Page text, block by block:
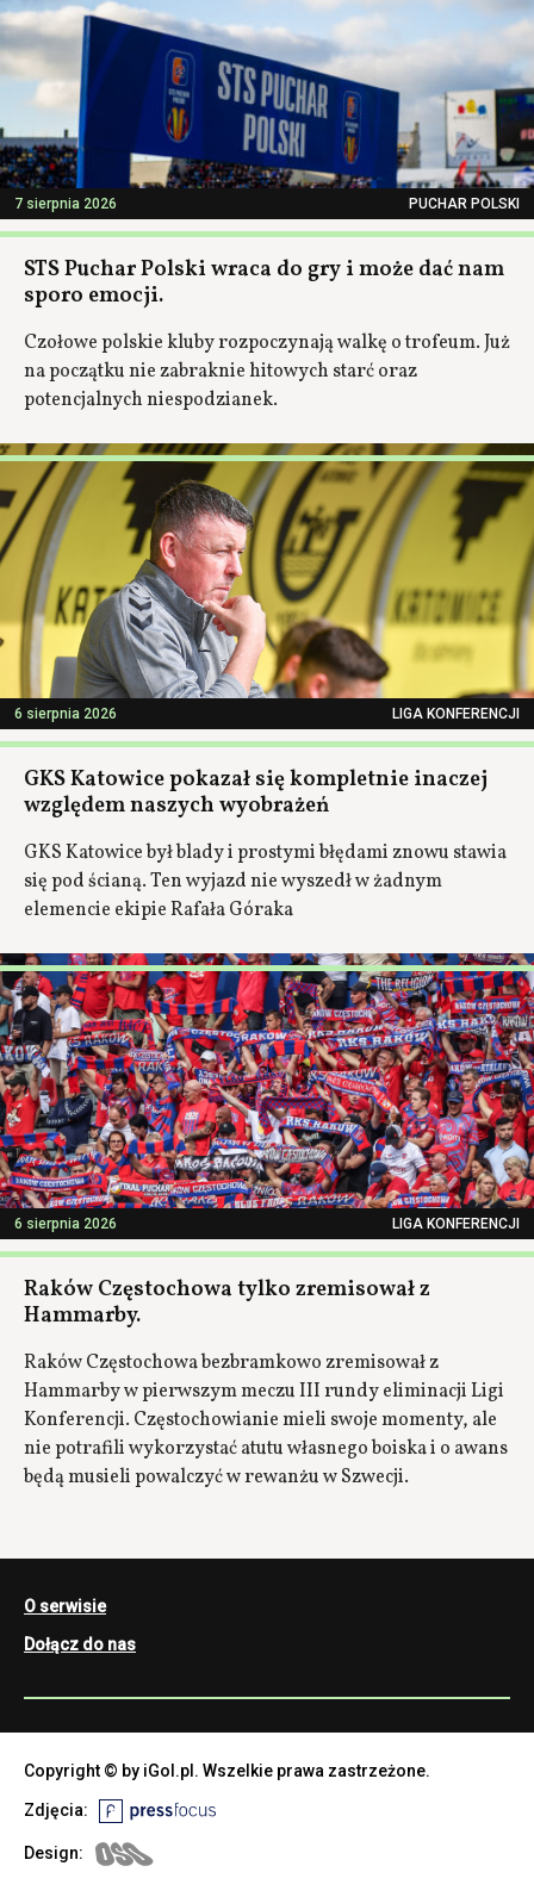
7 sierpnia 2026 PUCHAR POLSKI
STS Puchar Polski wraca do gry i może dać nam
sporo emocji.
Czołowe polskie kluby rozpoczynają walkę o trofeum. Już
na początku nie zabraknie hitowych starć oraz
potencjalnych niespodzianek.
6 sierpnia 2026 LIGA KONFERENCJI
GKS Katowice pokazał się kompletnie inaczej
względem naszych wyobrażeń
GKS Katowice był blady i prostymi błędami znowu stawia
się pod ścianą. Ten wyjazd nie wyszedł w żadnym
elemencie ekipie Rafała Góraka
6 sierpnia 2026 LIGA KONFERENCJI
Raków Częstochowa tylko zremisował z
Hammarby.
Raków Częstochowa bezbramkowo zremisował z
Hammarby w pierwszym meczu III rundy eliminacji Ligi
Konferencji. Częstochowianie mieli swoje momenty, ale
nie potrafili wykorzystać atutu własnego boiska i o awans
będą musieli powalczyć w rewanżu w Szwecji.
O serwisie
Dołącz do nas
Copyright © by iGol.pl. Wszelkie prawa zastrzeżone.
Zdjęcia:
Design: